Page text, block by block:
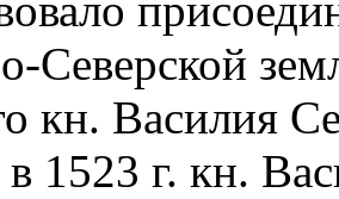
Северской
кн. Василия
в 1523 г. кн.